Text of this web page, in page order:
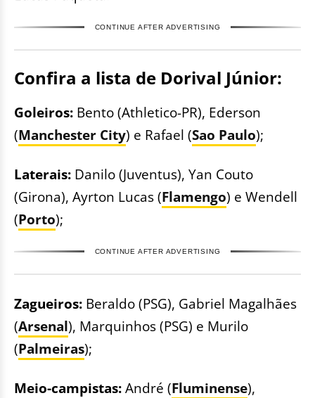
CONTINUE AFTER ADVERTISING
Confira a lista de Dorival Júnior:
Goleiros: Bento (Athletico-PR), Ederson
(Manchester City) e Rafael (Sao Paulo);
Laterais: Danilo (Juventus), Yan Couto
(Girona), Ayrton Lucas (Flamengo) e Wendell
(Porto);
CONTINUE AFTER ADVERTISING
Zagueiros: Beraldo (PSG), Gabriel Magalhães
(Arsenal), Marquinhos (PSG) e Murilo
(Palmeiras);
Meio-campistas:André (Fluminense),